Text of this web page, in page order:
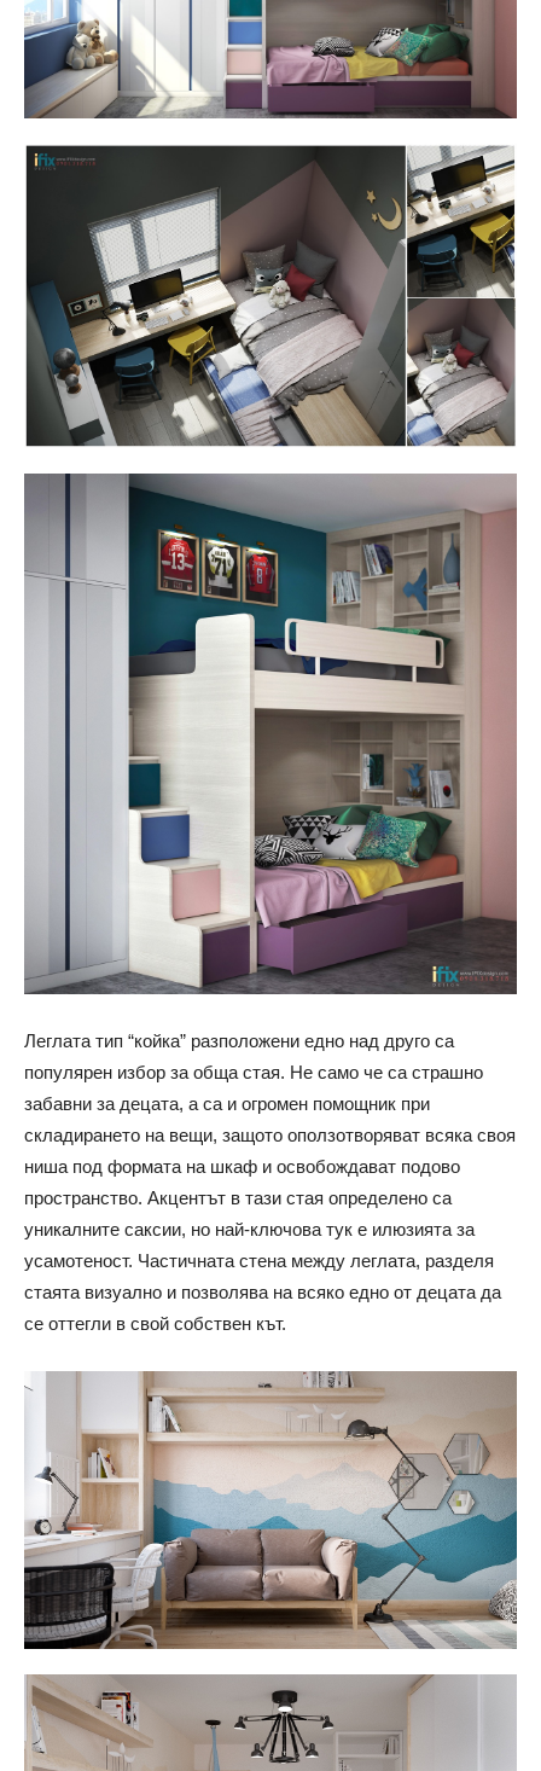
Леглата тип “койка” разположени едно над друго са
популярен избор за обща стая. Не само че са страшно
забавни за децата, а са и огромен помощник при
складирането на вещи, защото оползотворяват всяка своя
ниша под формата на шкаф и освобождават подово
пространство. Акцентът в тази стая определено са
уникалните саксии, но най-ключова тук е илюзията за
усамотеност. Частичната стена между леглата, разделя
стаята визуално и позволява на всяко едно от децата да
се оттегли в свой собствен кът.